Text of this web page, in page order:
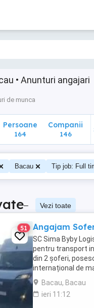
• Anunturi angajari
de munca
Persoane
164
Companii
146
Bacau Tip job: Full
– Vezi toate
51 Angajam
SC Sima Byby
pentru transport
din 2 șoferi,
internațional de
luni plecați 2
Bacau, Bacau
ieri 11:12